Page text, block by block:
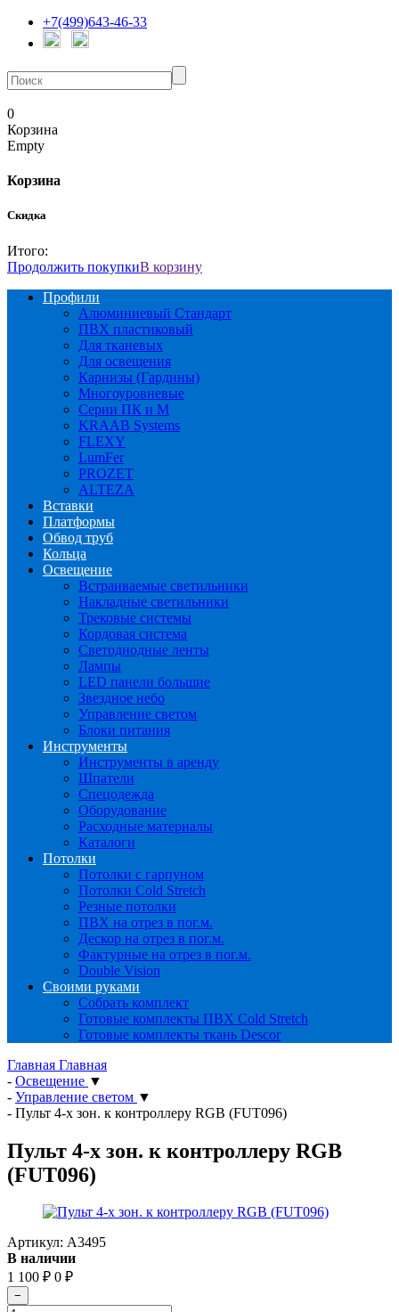
+7(499)643-46-33
0
Корзина
Empty
Корзина
Скидка
Итого:
Продолжить покупкиВ корзину
Профили
Алюминиевый Стандарт
ПВХ пластиковый
Для тканевых
Для освещения
Карнизы (Гардины)
Многоуровневые
Серии ПК и М
KRAAB Systems
FLEXY
LumFer
PROZET
ALTEZA
Вставки
Платформы
Обвод труб
Кольца
Освещение
Встраиваемые светильники
Накладные светильники
Трековые системы
Кордовая система
Светодиодные ленты
Лампы
LED панели большие
Звездное небо
Управление светом
Блоки питания
Инструменты
Инструменты в аренду
Шпатели
Спецодежда
Оборудование
Расходные материалы
Каталоги
Потолки
Потолки с гарпуном
Потолки Cold Stretch
Резные потолки
ПВХ на отрез в пог.м.
Дескор на отрез в пог.м.
Фактурные на отрез в пог.м.
Double Vision
Своими руками
Собрать комплект
Готовые комплекты ПВХ Cold Stretch
Готовые комплекты ткань Descor
Главная Главная
- Освещение ▼
- Управление светом ▼
- Пульт 4-х зон. к контроллеру RGB (FUT096)
Пульт 4-х зон. к контроллеру RGB
(FUT096)
Артикул: A3495
В наличии
1 100 ₽ 0 ₽